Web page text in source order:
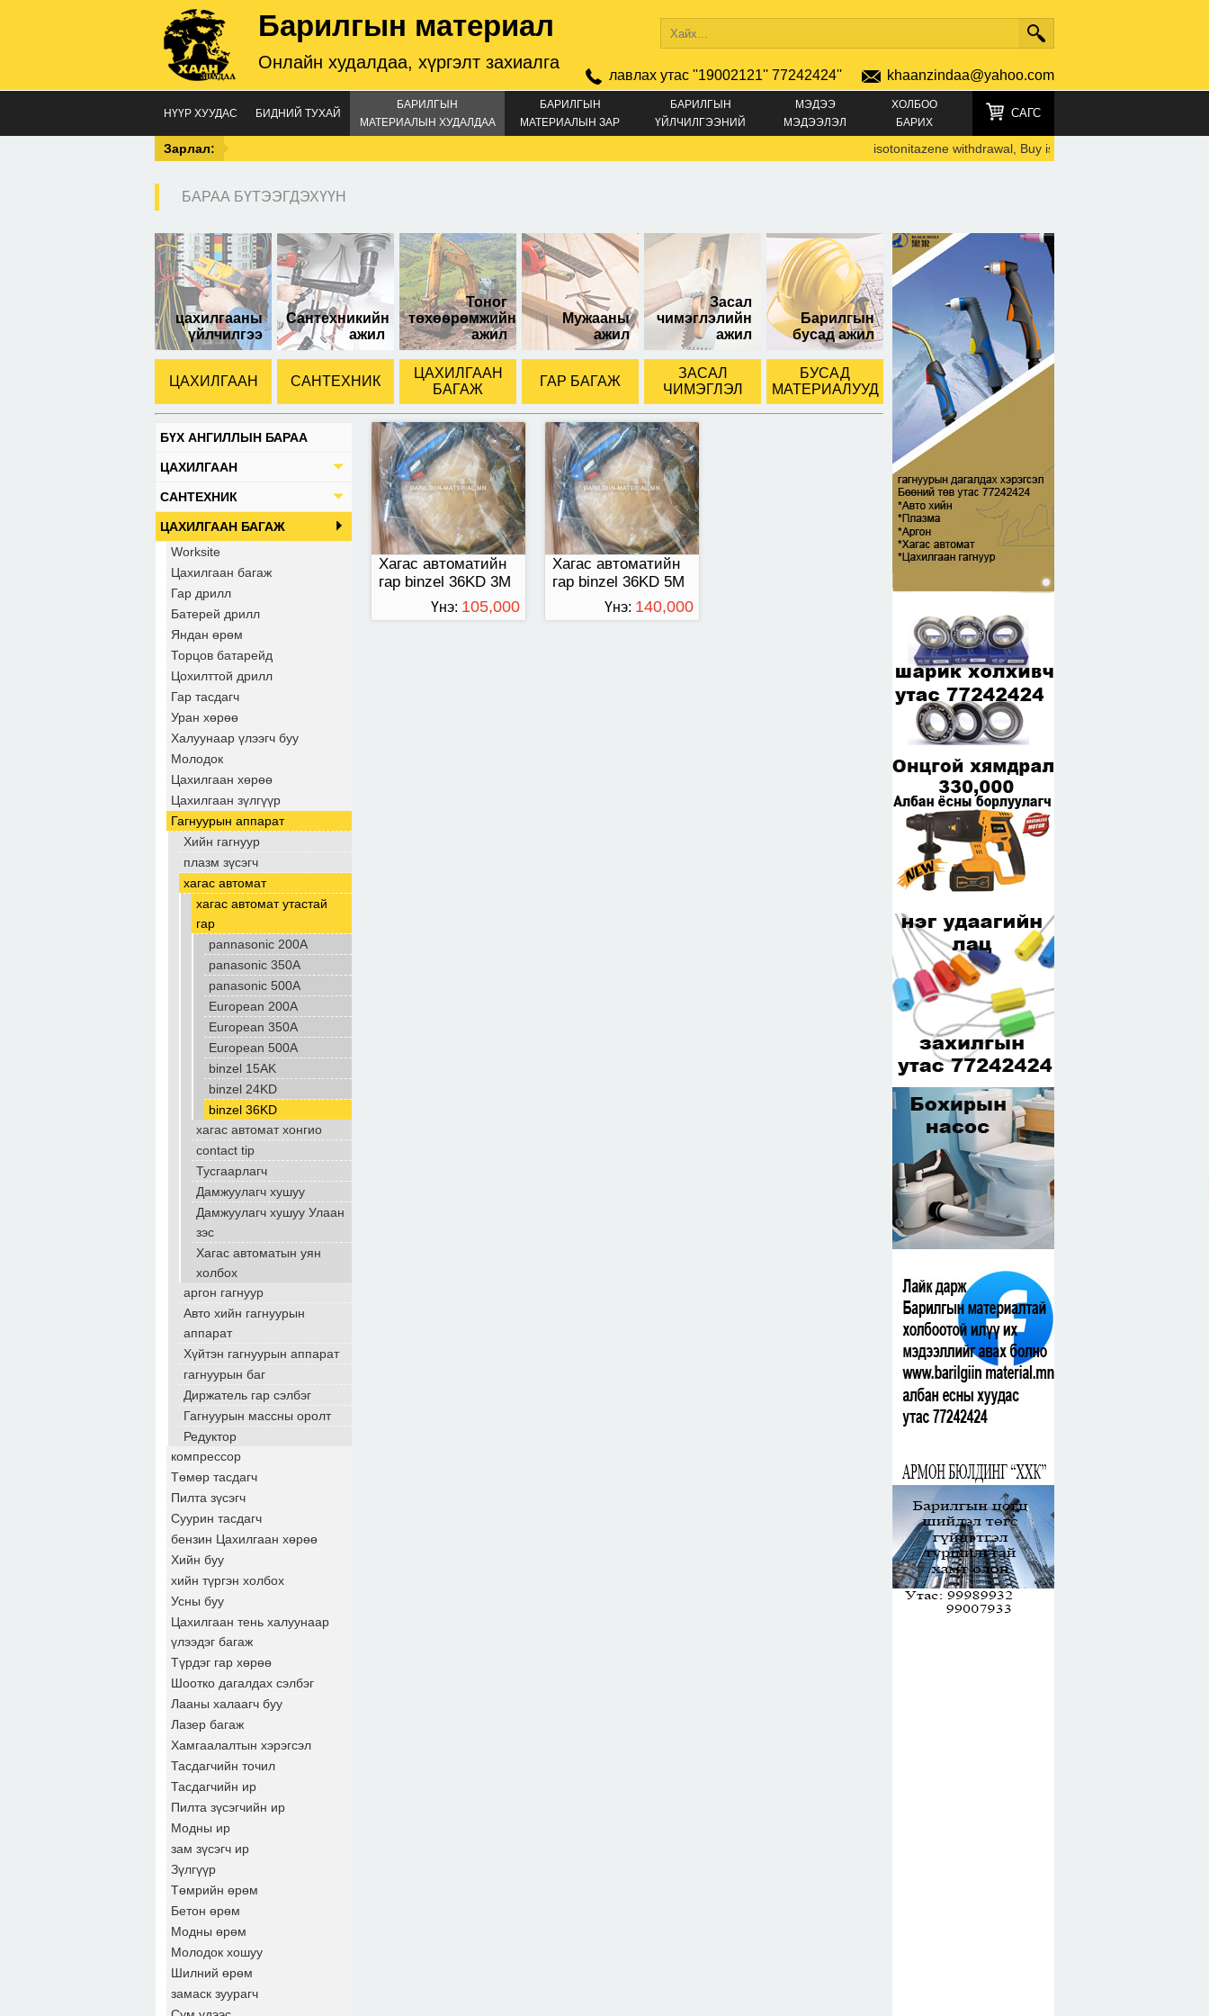
Барилгын материал
Онлайн худалдаа, хүргэлт захиалга
лавлах утас ''19002121'' 77242424'' khaanzindaa@yahoo.com
НҮҮР ХУУДАС БИДНИЙ ТУХАЙ
БАРИЛГЫН
МАТЕРИАЛЫН ХУДАЛДАА
БАРИЛГЫН
МАТЕРИАЛЫН ЗАР
БАРИЛГЫН
ҮЙЛЧИЛГЭЭНИЙ
МЭДЭЭ
МЭДЭЭЛЭЛ
ХОЛБОО
БАРИХ
САГС
Зарлал: isotonitazene withdrawal, Buy isotonitazene online,
БАРАА БҮТЭЭГДЭХҮҮН
цахилгааны
үйлчилгээ
Сантехникийн
ажил
Тоног
төхөөрөмжийн
ажил
Мужааны
ажил
Засал
чимэглэлийн
ажил
Барилгын
бусад ажил
ЦАХИЛГААН САНТЕХНИК
ЦАХИЛГААН
БАГАЖ
ГАР БАГАЖ
ЗАСАЛ
ЧИМЭГЛЭЛ
БУСАД
МАТЕРИАЛУУД
БҮХ АНГИЛЛЫН БАРАА
ЦАХИЛГААН
САНТЕХНИК
ЦАХИЛГААН БАГАЖ
Worksite
Цахилгаан багаж
Гар дрилл
Батерей дрилл
Яндан өрөм
Торцов батарейд
Цохилттой дрилл
Гар тасдагч
Уран хөрөө
Халуунаар үлээгч буу
Молодок
Цахилгаан хөрөө
Цахилгаан зүлгүүр
Гагнуурын аппарат
Хийн гагнуур
плазм зүсэгч
хагас автомат
хагас автомат утастай
гар
pannasonic 200A
panasonic 350A
panasonic 500A
European 200A
European 350A
European 500A
binzel 15AK
binzel 24KD
binzel 36KD
хагас автомат хонгио
contact tip
Тусгаарлагч
Дамжуулагч хушуу
Дамжуулагч хушуу Улаан
зэс
Хагас автоматын уян
холбох
аргон гагнуур
Авто хийн гагнуурын
аппарат
Хүйтэн гагнуурын аппарат
гагнуурын баг
Диржатель гар сэлбэг
Гагнуурын массны оролт
Редуктор
компрессор
Төмөр тасдагч
Пилта зүсэгч
Суурин тасдагч
бензин Цахилгаан хөрөө
Хийн буу
хийн түргэн холбох
Усны буу
Цахилгаан тень халуунаар
үлээдэг багаж
Түрдэг гар хөрөө
Шоотко дагалдах сэлбэг
Лааны халаагч буу
Лазер багаж
Хамгаалалтын хэрэгсэл
Тасдагчийн точил
Тасдагчийн ир
Пилта зүсэгчийн ир
Модны ир
зам зүсэгч ир
Зүлгүүр
Төмрийн өрөм
Бетон өрөм
Модны өрөм
Молодок хошуу
Шилний өрөм
замаск зуурагч
Хагас автоматийн
гар binzel 36KD 3M
binzel 36KD 3M
Үнэ: 105,000
Хагас автоматийн
гар binzel 36KD 5M
binzel 36KD 5M
Үнэ: 140,000